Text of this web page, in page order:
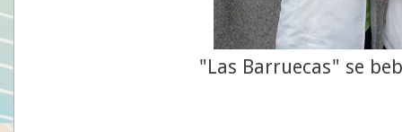
"Las Barruecas" se